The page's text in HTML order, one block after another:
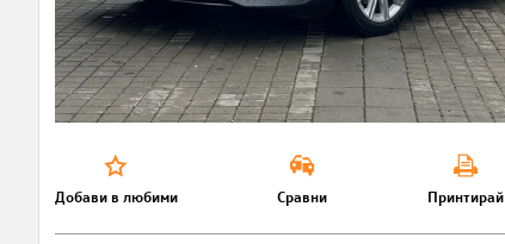
Добави в любими Сравни Принтирай